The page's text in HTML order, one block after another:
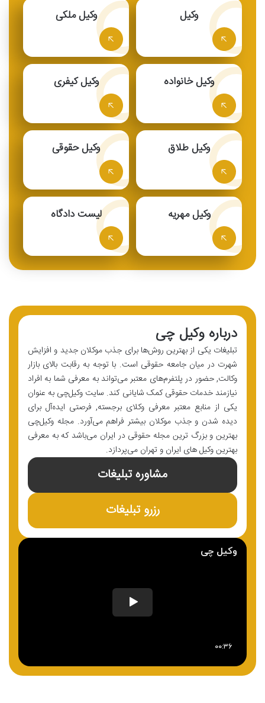
وکیل وکیل ملکی
وکیل خانواده وکیل کیفری
وکیل طلاق وکیل حقوقی
وکیل مهریه لیست دادگاه
درباره وکیل چی
تبلیغات یکی از بهترین روش‌ها برای جذب موکلان جدید و افزایش
شهرت در میان جامعه حقوقی است. با توجه به رقابت بالای بازار
وکالت, حضور در پلتفرم‌های معتبر می‌تواند به معرفی شما به افراد
نیازمند خدمات حقوقی کمک شایانی کند. سایت وکیل‌چی به عنوان
یکی از منابع معتبر معرفی وکلای برجسته, فرصتی ایده‌آل برای
دیده شدن و جذب موکلان بیشتر فراهم می‌آورد. مجله وکیل‌چی
بهترین و بزرگ ترین مجله حقوقی در ایران می‌باشد که به معرفی
بهترین وکیل های ایران و تهران می‌پردازد.
مشاوره تبلیغات
رزرو تبلیغات